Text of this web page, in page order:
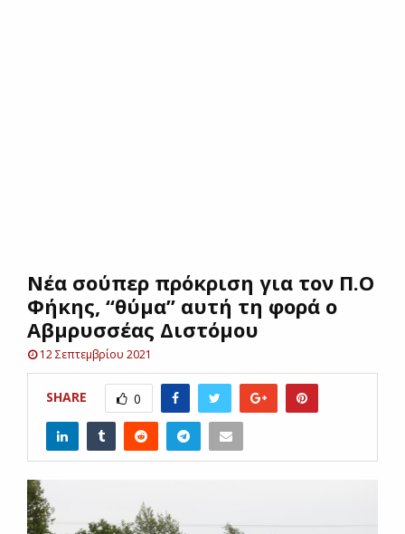
UΝέα σούπερ πρόκριση για τον Π.Ο
Φήκης, “θύμα” αυτή τη φορά ο
Αβμρυσσέας Διστόμου
12 Σεπτεμβρίου 2021
SHARE 0